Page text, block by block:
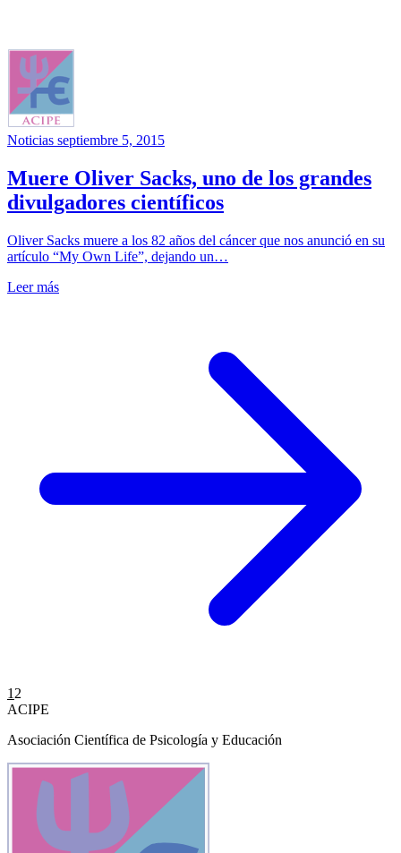
Noticias septiembre 5, 2015
Muere Oliver Sacks, uno de los grandes
divulgadores científicos
Oliver Sacks muere a los 82 años del cáncer que nos anunció en su
artículo “My Own Life”, dejando un…
Leer más
Paginación
de
entradas
1 2
ACIPE
Asociación Científica de Psicología y Educación